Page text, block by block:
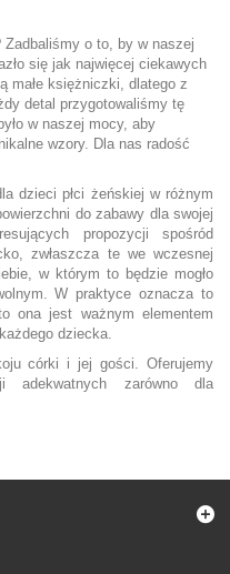
Zadbaliśmy o to, by w naszej
się jak najwięcej ciekawych
małe księżniczki, dlatego z
detal przygotowaliśmy tę
w naszej mocy, aby
wzory. Dla nas radość
dzieci płci żeńskiej w różnym
do zabawy dla swojej
propozycji spośród
zwłaszcza te we wczesnej
w którym to będzie mogło
W praktyce oznacza to
ona jest ważnym elementem
dziecka.
córki i jej gości. Oferujemy
adekwatnych zarówno dla